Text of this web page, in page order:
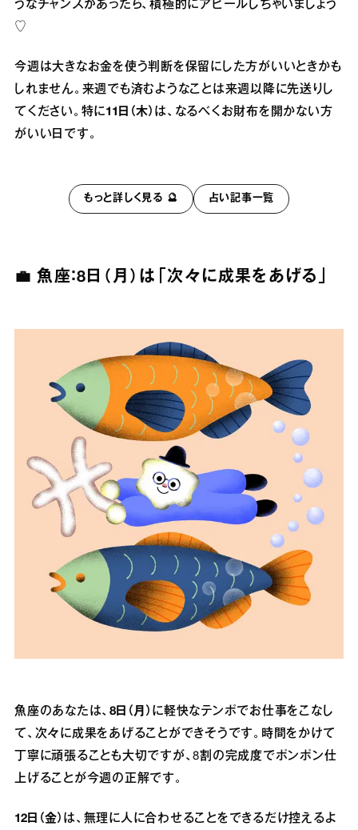
うなチャンスがあったら、積極的にアピールしちゃいましょう
♡
今週は大きなお金を使う判断を保留にした方がいいときかも
しれません。来週でも済むようなことは来週以降に先送りし
てください。特に11日（木） は、なるべくお財布を開かない方
がいい日です。
もっと詳しく見る 🔮 占い記事一覧
💼 魚座：8日（月）は「次々に成果をあげる」
魚座のあなたは、 8日（月） に軽快なテンポでお仕事をこなし
て、次々に成果をあげることができそうです。時間をかけて
丁寧に頑張ることも大切ですが、8割の完成度でポンポン仕
上げることが今週の正解です。
12日（金） は、無理に人に合わせることをできるだけ控えるよ